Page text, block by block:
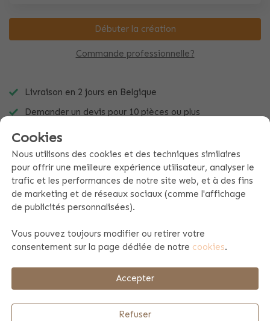
Commande professionnelle?
Débuter la création
Livraison en 2 jours en Belgique
Demander un devis pour 10 pièces ou plus
Rapide et facile à créer soi-même
Spécificités du produit
Cookies
Nous utilisons des cookies et des techniques similaires
pour offrir une meilleure expérience utilisateur, analyser le
trafic et les performances de notre site web, et à des fins
de marketing et de réseaux sociaux (comme l'affichage
de publicités personnalisées).
Vous pouvez toujours modifier ou retirer votre
consentement sur la page dédiée de notre cookies.
Accepter
Refuser